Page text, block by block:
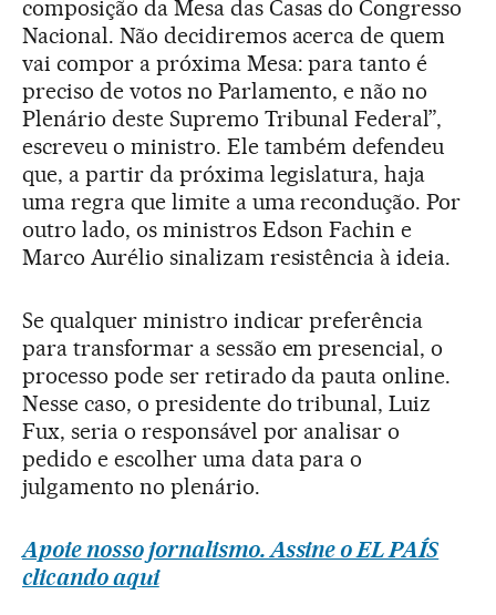
composição da Mesa das Casas do Congresso
Nacional. Não decidiremos acerca de quem
vai compor a próxima Mesa: para tanto é
preciso de votos no Parlamento, e não no
Plenário deste Supremo Tribunal Federal”,
escreveu o ministro. Ele também defendeu
que, a partir da próxima legislatura, haja
uma regra que limite a uma recondução. Por
outro lado, os ministros Edson Fachin e
Marco Aurélio sinalizam resistência à ideia.
Se qualquer ministro indicar preferência
para transformar a sessão em presencial, o
processo pode ser retirado da pauta online.
Nesse caso, o presidente do tribunal, Luiz
Fux, seria o responsável por analisar o
pedido e escolher uma data para o
julgamento no plenário.
Apoie nosso jornalismo. Assine o EL PAÍS
clicando aqui